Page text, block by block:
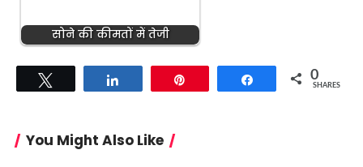
सोने की कीमतों में तेजी
Share 0
SHARES
You Might Also Like